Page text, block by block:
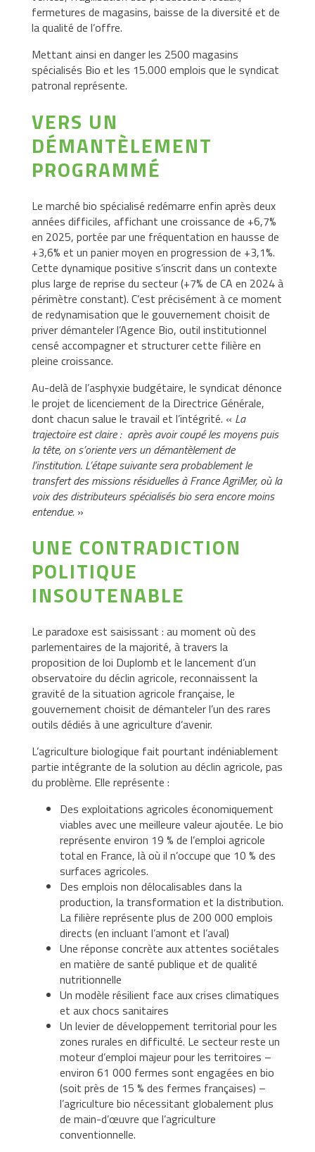
fermetures de magasins, baisse de la diversité et de
la qualité de l’offre.
Mettant ainsi en danger les 2500 magasins
spécialisés Bio et les 15.000 emplois que le syndicat
patronal représente.
VERS UN
DÉMANTÈLEMENT
PROGRAMMÉ
Le marché bio spécialisé redémarre enfin après deux
années difficiles, affichant une croissance de +6,7%
en 2025, portée par une fréquentation en hausse de
+3,6% et un panier moyen en progression de +3,1%.
Cette dynamique positive s’inscrit dans un contexte
plus large de reprise du secteur (+7% de CA en 2024 à
périmètre constant). C’est précisément à ce moment
de redynamisation que le gouvernement choisit de
priver démanteler l’Agence Bio, outil institutionnel
censé accompagner et structurer cette filière en
pleine croissance.
Au-delà de l’asphyxie budgétaire, le syndicat dénonce
le projet de licenciement de la Directrice Générale,
dont chacun salue le travail et l’intégrité. « La
trajectoire est claire : après avoir coupé les moyens puis
la tête, on s’oriente vers un démantèlement de
l’institution. L’étape suivante sera probablement le
transfert des missions résiduelles à France AgriMer, où la
voix des distributeurs spécialisés bio sera encore moins
entendue. »
UNE CONTRADICTION
POLITIQUE
INSOUTENABLE
Le paradoxe est saisissant : au moment où des
parlementaires de la majorité, à travers la
proposition de loi Duplomb et le lancement d’un
observatoire du déclin agricole, reconnaissent la
gravité de la situation agricole française, le
gouvernement choisit de démanteler l’un des rares
outils dédiés à une agriculture d’avenir.
L’agriculture biologique fait pourtant indéniablement
partie intégrante de la solution au déclin agricole, pas
du problème. Elle représente :
Des exploitations agricoles économiquement
viables avec une meilleure valeur ajoutée. Le bio
représente environ 19 % de l’emploi agricole
total en France, là où il n’occupe que 10 % des
surfaces agricoles.
Des emplois non délocalisables dans la
production, la transformation et la distribution.
La filière représente plus de 200 000 emplois
directs (en incluant l’amont et l’aval)
Une réponse concrète aux attentes sociétales
en matière de santé publique et de qualité
nutritionnelle
Un modèle résilient face aux crises climatiques
et aux chocs sanitaires
Un levier de développement territorial pour les
zones rurales en difficulté. Le secteur reste un
moteur d’emploi majeur pour les territoires –
environ 61 000 fermes sont engagées en bio
(soit près de 15 % des fermes françaises) –
l’agriculture bio nécessitant globalement plus
de main-d’œuvre que l’agriculture
conventionnelle.